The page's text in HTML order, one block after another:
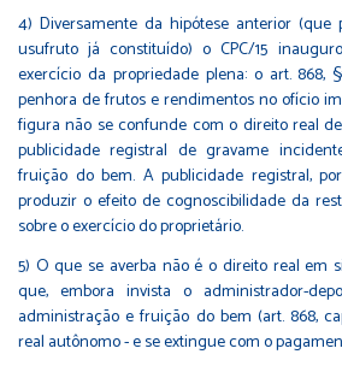
4) Diversamente da hipótese anterior (que
usufruto já constituído) o CPC/15
exercício da propriedade plena: o art. 868,
penhora de frutos e rendimentos no ofício
figura não se confunde com o direito real
publicidade registral de gravame
fruição do bem. A publicidade registral,
produzir o efeito de cognoscibilidade da
sobre o exercício do proprietário.
5) O que se averba não é o direito real em
que, embora invista o administrador-
administração e fruição do bem (art. 868,
real autônomo - e se extingue com o